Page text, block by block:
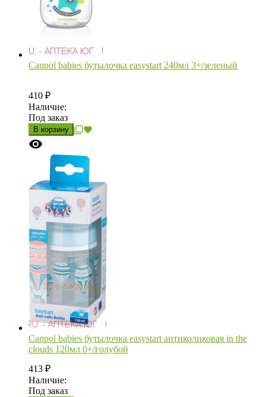
Canpol babies бутылочка easystart 240мл 3+/зеленый
410 ₽
Наличие:
Под заказ
В корзину
Canpol babies бутылочка easystart антиколиковая in the
clouds 120мл 0+/голубой
413 ₽
Наличие:
Под заказ